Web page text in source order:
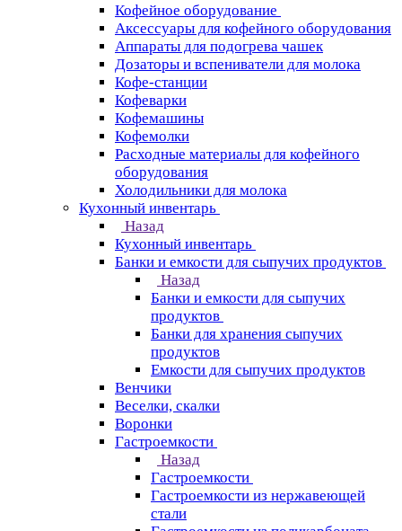
Кофейное оборудование
Аксессуары для кофейного оборудования
Аппараты для подогрева чашек
Дозаторы и вспениватели для молока
Кофе-станции
Кофеварки
Кофемашины
Кофемолки
Расходные материалы для кофейного
оборудования
Холодильники для молока
Кухонный инвентарь
Назад
Кухонный инвентарь
Банки и емкости для сыпучих продуктов
Назад
Банки и емкости для сыпучих
продуктов
Банки для хранения сыпучих
продуктов
Емкости для сыпучих продуктов
Венчики
Веселки, скалки
Воронки
Гастроемкости
Назад
Гастроемкости
Гастроемкости из нержавеющей
стали